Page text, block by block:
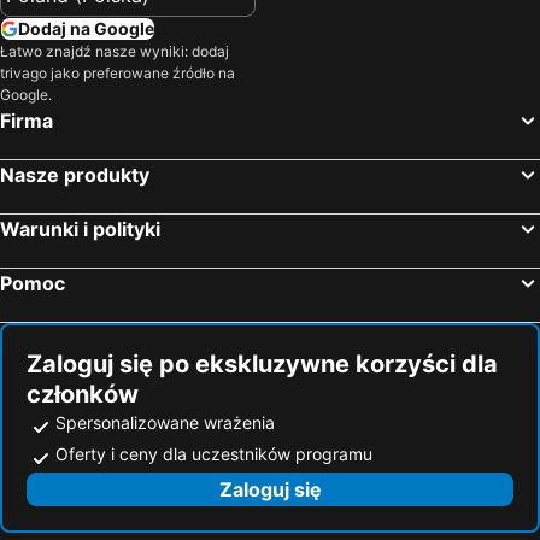
QT Sydney
The Darling
Park Hyatt Sydney
The William Inglis Hotel Warwick Farm - MGallery Collection
Crown Towers Sydney
Wildlife Retreat at Taronga
SKYE Suites Sydney
The Porter House Hotel Sydney - MGallery
Dodaj na Google
Łatwo znajdź nasze wyniki: dodaj
trivago jako preferowane źródło na
Google.
Firma
Nasze produkty
Warunki i polityki
Pomoc
Zaloguj się po ekskluzywne korzyści dla
członków
Spersonalizowane wrażenia
Oferty i ceny dla uczestników programu
Zaloguj się